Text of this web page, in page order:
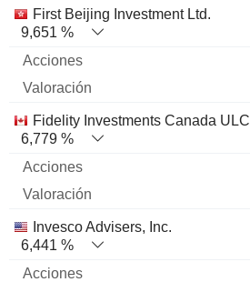
Nombre Acciones % Valoración
First Beijing Investment Ltd.
9,651 %
Fidelity Investments Canada ULC
6,779 %
Invesco Advisers, Inc.
6,441 %